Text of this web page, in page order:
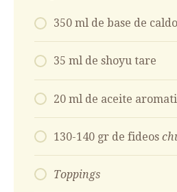
350 ml de base de caldo
35 ml de shoyu tare
20 ml de aceite
130-140 gr de fideos
Toppings